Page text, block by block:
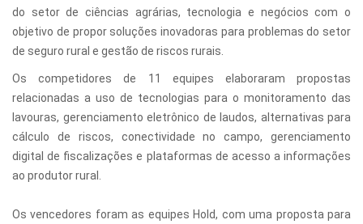
do setor de ciências agrárias, tecnologia e negócios com o
objetivo de propor soluções inovadoras para problemas do setor
de seguro rural e gestão de riscos rurais.
Os competidores de 11 equipes elaboraram propostas
relacionadas a uso de tecnologias para o monitoramento das
lavouras, gerenciamento eletrônico de laudos, alternativas para
cálculo de riscos, conectividade no campo, gerenciamento
digital de fiscalizações e plataformas de acesso a informações
ao produtor rural.
Os vencedores foram as equipes Hold, com uma proposta para